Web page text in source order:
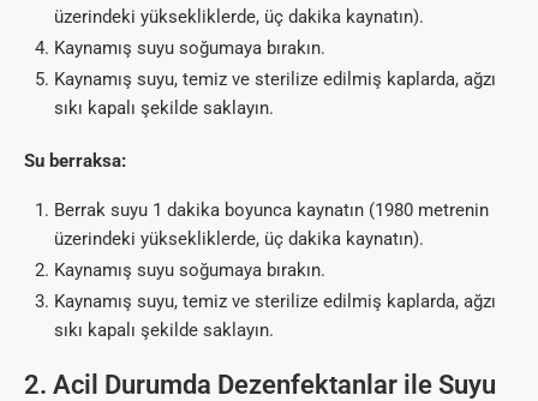
üzerindeki yüksekliklerde, üç dakika kaynatın).
Kaynamış suyu soğumaya bırakın.
Kaynamış suyu, temiz ve sterilize edilmiş kaplarda, ağzı
sıkı kapalı şekilde saklayın.
Su berraksa:
Berrak suyu 1 dakika boyunca kaynatın (1980 metrenin
üzerindeki yüksekliklerde, üç dakika kaynatın).
Kaynamış suyu soğumaya bırakın.
Kaynamış suyu, temiz ve sterilize edilmiş kaplarda, ağzı
sıkı kapalı şekilde saklayın.
2. Acil Durumda Dezenfektanlar ile Suyu